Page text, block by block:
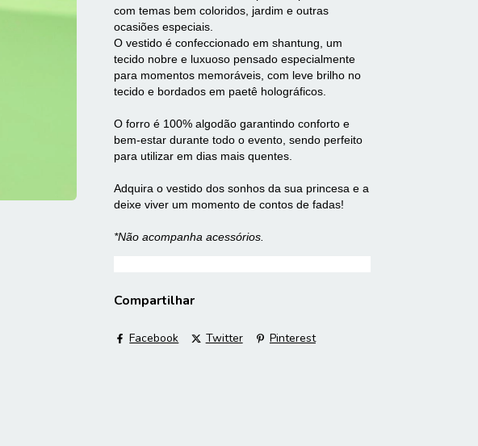
com temas bem coloridos, jardim e outras
ocasiões especiais.
O vestido é confeccionado em shantung, um
tecido nobre e luxuoso pensado especialmente
para momentos memoráveis, com leve brilho no
tecido e bordados em paetê holográficos.
O forro é 100% algodão garantindo conforto e
bem-estar durante todo o evento, sendo perfeito
para utilizar em dias mais quentes.
Adquira o vestido dos sonhos da sua princesa e a
deixe viver um momento de contos de fadas!
*Não acompanha acessórios.
Compartilhar
Facebook Twitter Pinterest